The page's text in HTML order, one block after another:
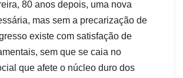
80 anos depois, uma nova
mas sem a precarização de
existe com satisfação de
sem que se caia no
que afete o núcleo duro dos